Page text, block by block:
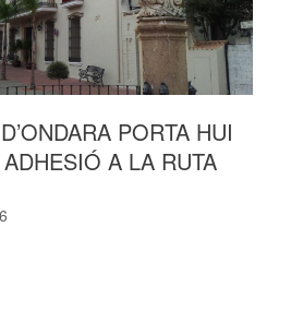
PORTA HUI
A LA RUTA